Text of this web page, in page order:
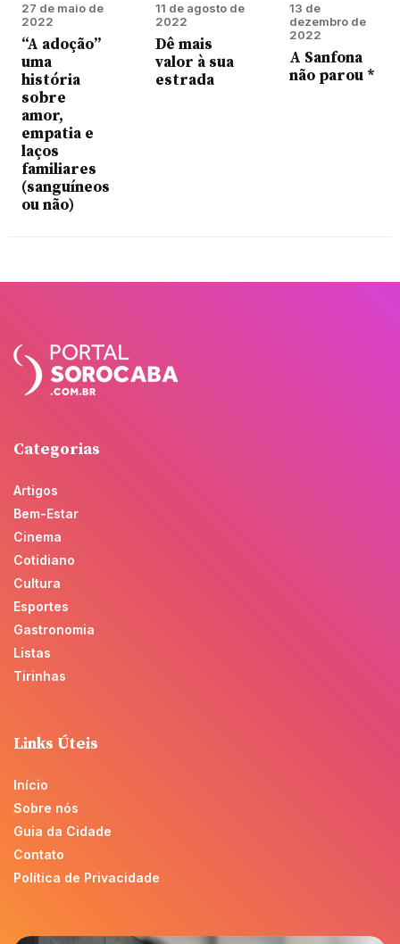
27 de maio de
2022
“A adoção”
uma
história
sobre
amor,
empatia e
laços
familiares
(sanguíneos
ou não)
11 de agosto de
2022
Dê mais
valor à sua
estrada
13 de
dezembro de
2022
A Sanfona
não parou *
Categorias
Artigos
Bem-Estar
Cinema
Cotidiano
Cultura
Esportes
Gastronomia
Listas
Tirinhas
Links Úteis
Início
Sobre nós
Guia da Cidade
Contato
Política de Privacidade